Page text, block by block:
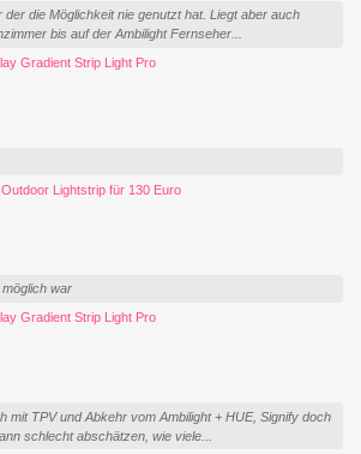
der die Möglichkeit nie genutzt hat. Liegt aber auch
bis auf der Ambilight Fernseher...
Gradient Strip Light Pro
Lightstrip für 130 Euro
war
Gradient Strip Light Pro
mit TPV und Abkehr vom Ambilight + HUE, Signify doch
schlecht abschätzen, wie viele...